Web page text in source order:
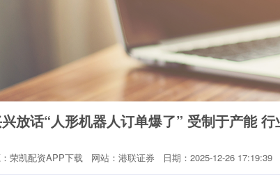
放话“人形机器人订单爆了” 受制于产能
荣凯配资APP下载 网站：港联证券 日期：2025-12-26 17:19:39